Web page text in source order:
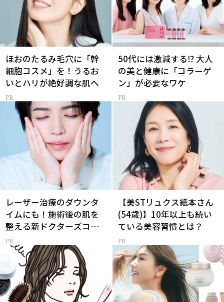
ほおのたるみ毛穴に「幹
細胞コスメ」を！うるお
いとハリが絶好調な肌へ
50代には激減する⁉ 大人
の美と健康に「コラーゲ
ン」が必要なワケ
レーザー治療のダウンタ
イムにも！施術後の肌を
整える新ドクターズコス
メ
【美STリュクス紙本さん
(54歳)】10年以上も続い
ている美容習慣とは？